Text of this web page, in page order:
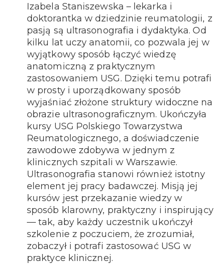
Izabela Staniszewska – lekarka i
doktorantka w dziedzinie reumatologii, z
pasją są ultrasonografia i dydaktyka. Od
kilku lat uczy anatomii, co pozwala jej w
wyjątkowy sposób łączyć wiedzę
anatomiczną z praktycznym
zastosowaniem USG. Dzięki temu potrafi
w prosty i uporządkowany sposób
wyjaśniać złożone struktury widoczne na
obrazie ultrasonograficznym. Ukończyła
kursy USG Polskiego Towarzystwa
Reumatologicznego, a doświadczenie
zawodowe zdobywa w jednym z
klinicznych szpitali w Warszawie.
Ultrasonografia stanowi również istotny
element jej pracy badawczej. Misją jej
kursów jest przekazanie wiedzy w
sposób klarowny, praktyczny i inspirujący
— tak, aby każdy uczestnik ukończył
szkolenie z poczuciem, że zrozumiał,
zobaczył i potrafi zastosować USG w
praktyce klinicznej.